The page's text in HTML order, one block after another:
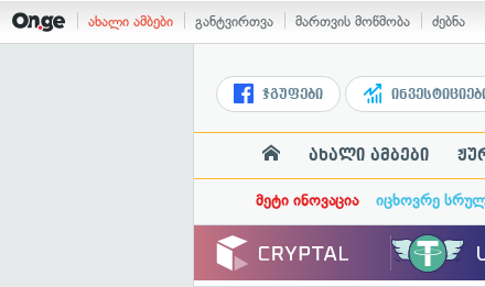
ახალი ამბები განტვირთვა მართვის მოწმობა ძებნა
ჯგუფები
ახალი ამბები
მეტი ინოვაცია იცხოვრე